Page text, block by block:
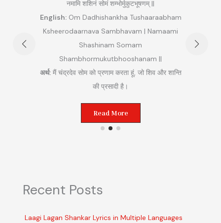
नमामि शशिनं सोमं शम्भोर्मुकुटभूषणम् ||
English:Om Dadhishankha Tushaaraabham
Ksheerodaarnava Sambhavam | Namaami
Shashinam Somam
Shambhormukutbhooshanam ||
अर्थ:मैं चंद्रदेव सोम को प्रणाम करता हूं, जो शिव और शान्ति
की प्रसादी है।
Read More
Recent Posts
Laagi Lagan Shankar Lyrics in Multiple Languages